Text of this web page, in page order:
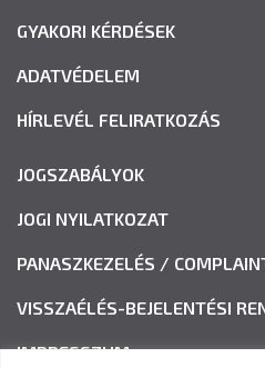
GYAKORI KÉRDÉSEK
ADATVÉDELEM
HÍRLEVÉL FELIRATKOZÁS
JOGSZABÁLYOK
JOGI NYILATKOZAT
PANASZKEZELÉS /
VISSZAÉLÉS-BEJELENTÉSI
IMPRESSZUM